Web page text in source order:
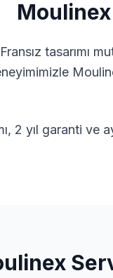
Moulinex
tasarımı
2 yıl garanti